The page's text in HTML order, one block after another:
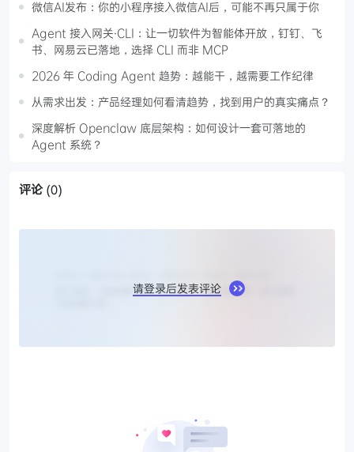
微信AI发布：你的小程序接入微信AI后，可能不再只属于你
Agent 接入网关·CLI：让一切软件为智能体开放，钉钉、飞
书、网易云已落地，选择 CLI 而非 MCP
2026 年 Coding Agent 趋势：越能干，越需要工作纪律
从需求出发：产品经理如何看清趋势，找到用户的真实痛点？
深度解析 Openclaw 底层架构：如何设计一套可落地的
Agent 系统？
评论 (0)
请登录后发表评论